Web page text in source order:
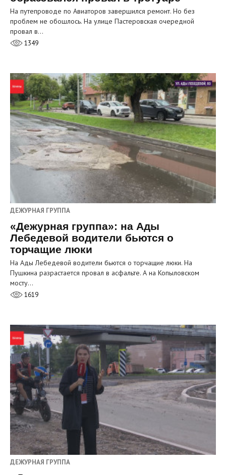
На путепроводе по Авиаторов завершился ремонт. Но без
проблем не обошлось. На улице Пастеровская очередной
провал в…
1349
ДЕЖУРНАЯ ГРУППА
«Дежурная группа»: на Ады
Лебедевой водители бьются о
торчащие люки
На Ады Лебедевой водители бьются о торчащие люки. На
Пушкина разрастается провал в асфальте. А на Копыловском
мосту…
1619
ДЕЖУРНАЯ ГРУППА